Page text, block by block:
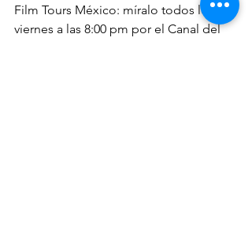
Film Tours México: míralo todos los
viernes a las 8:00 pm por el Canal del